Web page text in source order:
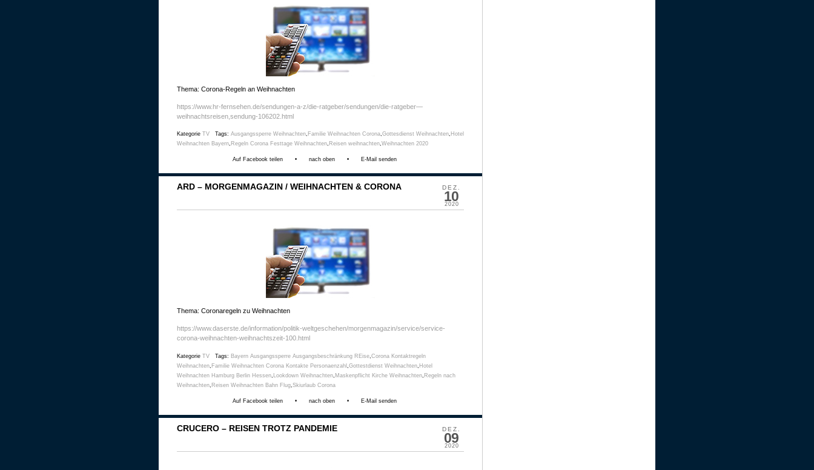
Thema: Corona-Regeln an Weihnachten
https://www.hr-fernsehen.de/sendungen-a-z/die-ratgeber/sendungen/die-ratgeber—
weihnachtsreisen,sendung-106202.html
Kategorie TV Tags: Ausgangssperre Weihnachten, Familie Weihnachten Corona,Gottesdienst Weihnachten, Hotel
Weihnachten Bayern, Regeln Corona Festtage Weihnachten, Reisen weihnachten,Weihnachten 2020
Auf Facebook teilen • nach oben • E-Mail senden
DEZ.
10
2020
ARD – MORGENMAGAZIN / WEIHNACHTEN & CORONA
Thema: Coronaregeln zu Weihnachten
https://www.daserste.de/information/politik-weltgeschehen/morgenmagazin/service/service-
corona-weihnachten-weihnachtszeit-100.html
Kategorie TV Tags: Bayern Ausgangssperre Ausgangsbeschränkung REise Corona Kontaktregeln
Weihnachten Familie Weihnachten Corona Kontakte Personaenzahl Gottestdienst Weihnachten Hotel
Weihnachten Hamburg Berlin Hessen
Lookdown Weihnachten Maskenpflicht Kirche Weihnachten Regeln nach
Weihnachten Reisen Weihnachten Bahn Flug Skiurlaub Corona
Auf Facebook teilen • nach oben • E-Mail senden
DEZ.
09
2020
CRUCERO – REISEN TROTZ PANDEMIE